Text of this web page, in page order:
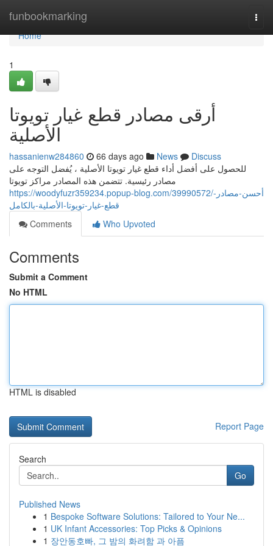
funbookmarking
Home
Home
1
أرقى مصادر قطع غيار تويوتا
الأصلية
hassanienw284860 66 days ago News
Discuss
للحصول على أفضل أداء قطع غيار تويوتا الأصلية ، يُفضل التوجه على
مصادر رئيسية. تتضمن هذه المصادر مراكز تويوتا
https://woodyfuzr359234.popup-blog.com/39990572/أحسن-مصادر-
قطع-غيار-تويوتا-الأصلية-بالكامل
Comments
Who Upvoted
Comments
Submit a Comment
No HTML
HTML is disabled
Report Page
Search
Go
Published News
1 Bespoke Software Solutions: Tailored to Your Ne...
1 UK Infant Accessories: Top Picks & Opinions
1 장안동호빠, 그 밤의 화려함 과 아픔